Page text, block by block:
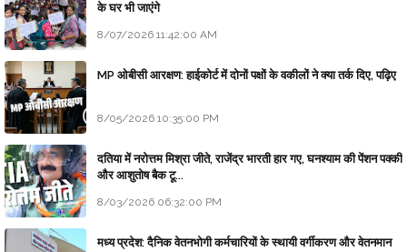
के घर भी जाएंगे
8/07/2026 11:42:00 AM
MP ओबीसी आरक्षण: हाईकोर्ट में दोनों पक्षों के वकीलों ने क्या तर्क दिए, पढ़िए
8/05/2026 10:35:00 PM
दतिया में नरोत्तम मिश्रा जीते, राजेंद्र भारती हार गए, घनश्याम की पेंशन पक्की
और आशुतोष बैक टू...
8/03/2026 06:32:00 PM
मध्य प्रदेश: दैनिक वेतनभोगी कर्मचारियों के स्थायी वर्गीकरण और वेतनमान